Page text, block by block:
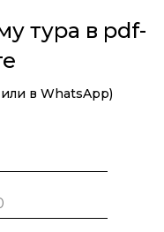
тура в pdf-
в WhatsApp)